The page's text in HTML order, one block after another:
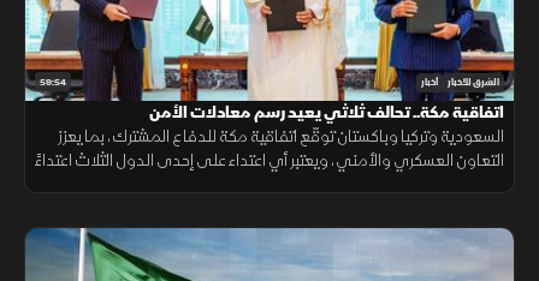
59:54 الشرق للأخبار أخبار
اتفاقية مكة.. تحالف ثلاثي يعيد رسم معادلات الأمن
السعودية وتركيا وباكستان توقّع اتفاقية مكة للدفاع المشترك، بما يعزز
التعاون العسكري والأمني، ويعتبر أي اعتداء على إحدى الدول الثلاث اعتداءً